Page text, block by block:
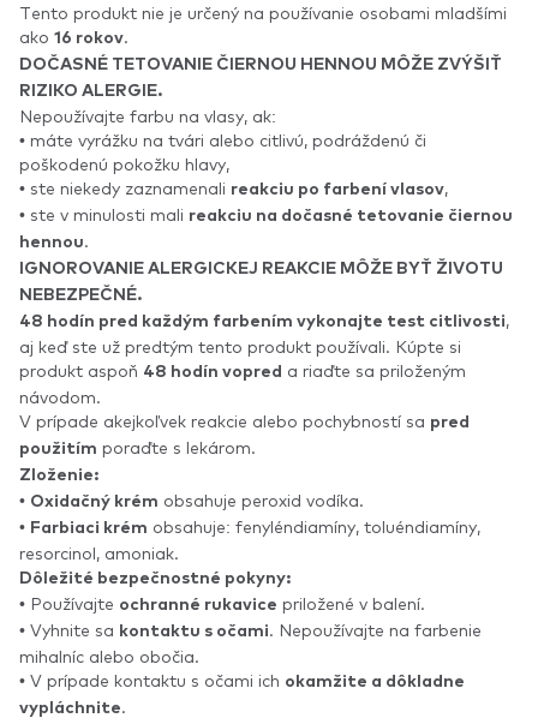
Tento produkt nie je určený na používanie osobami mladšími
ako 16 rokov.
DOČASNÉ TETOVANIE ČIERNOU HENNOU MÔŽE ZVÝŠIŤ
RIZIKO ALERGIE.
Nepoužívajte farbu na vlasy, ak:
• máte vyrážku na tvári alebo citlivú, podráždenú či
poškodenú pokožku hlavy,
• ste niekedy zaznamenali reakciu po farbení vlasov,
• ste v minulosti mali reakciu na dočasné tetovanie čiernou
hennou.
IGNOROVANIE ALERGICKEJ REAKCIE MÔŽE BYŤ ŽIVOTU
NEBEZPEČNÉ.
48 hodín pred každým farbením vykonajte test citlivosti,
aj keď ste už predtým tento produkt používali. Kúpte si
produkt aspoň 48 hodín vopred a riaďte sa priloženým
návodom.
V prípade akejkoľvek reakcie alebo pochybností sa pred
použitím poraďte s lekárom.
Zloženie:
• Oxidačný krém obsahuje peroxid vodíka.
• Farbiaci krém obsahuje: fenyléndiamíny, toluéndiamíny,
resorcinol, amoniak.
Dôležité bezpečnostné pokyny:
• Používajte ochranné rukavice priložené v balení.
• Vyhnite sa kontaktu s očami. Nepoužívajte na farbenie
mihalníc alebo obočia.
• V prípade kontaktu s očami ich okamžite a dôkladne
vypláchnite.